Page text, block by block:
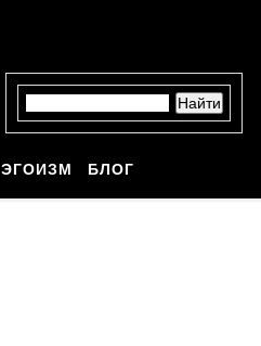
ЭГОИЗМ БЛОГ